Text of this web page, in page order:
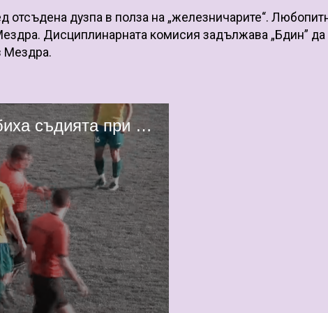
отсъдена дузпа в полза на „железничарите“.
Дисциплинарната комисия задължава „Бдин” да
Мездра.